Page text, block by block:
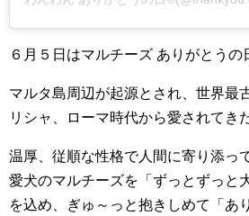
６月５日はマルチーズ ありがとうの
マルタ島周辺が起源とされ、世界最
リシャ、ローマ時代から愛されてき
温厚、従順な性格で人間に寄り添っ
愛犬のマルチーズを「ずっとずっと
を込め、ぎゅ～っと抱きしめて「あ